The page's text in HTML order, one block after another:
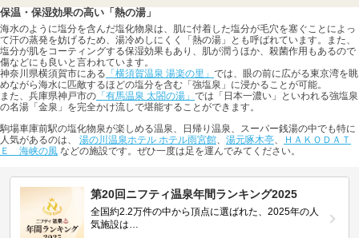
保温・保湿効果の高い「熱の湯」
海水のように塩分を含んだ塩化物泉は、肌に付着した塩分が毛穴を塞ぐことによっ
て汗の蒸発を妨げるため、湯冷めしにくく「熱の湯」とも呼ばれています。また、
塩分が肌をコーティングする保湿効果もあり、肌が潤うほか、殺菌作用もあるので
傷などにも良いと言われています。
神奈川県横須賀市にある 「横須賀温泉 湯楽の里」 では、眼の前に広がる東京湾を眺
めながら海水に匹敵するほどの塩分を含む「強塩泉」に浸かることが可能。
また、兵庫県神戸市の 「有馬温泉 太閤の湯」 では「日本一濃い」といわれる強塩泉
の名湯「金泉」を完全かけ流しで堪能することができます。
駒場車庫前駅の塩化物泉が楽しめる温泉、日帰り温泉、スーパー銭湯の中でも特に
人気があるのは、 湯の川温泉ホテル ホテル雨宮館 湯元啄木亭
ＨＡＫＯＤＡＴ
Ｅ 海峡の風 などの施設です。ぜひ一度は足を運んでみてください。
第20回ニフティ温泉年間ランキング2025
全国約2.2万件の中から頂点に選ばれた、2025年の人
気施設は…